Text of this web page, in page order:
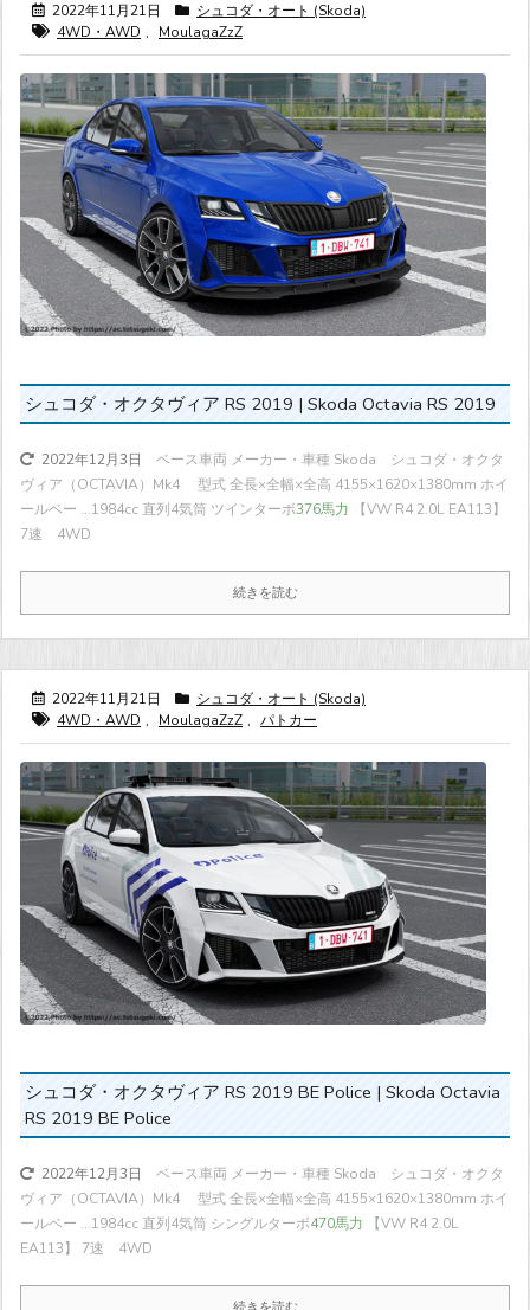
2022年11月21日
シュコダ・オート (Skoda)
4WD・AWD , MoulagaZzZ
シュコダ・オクタヴィア RS 2019 | Skoda Octavia RS 2019
2022年12月3日
ベース車両 メーカー・車種 Skoda シュコダ・オクタ
ヴィア（OCTAVIA）Mk4 型式 全長×全幅×全高 4155×1620×1380mm ホイ
ールベー ...1984cc 直列4気筒 ツインターボ376馬力 【VW R4 2.0L EA113】
7速 4WD
続きを読む
2022年11月21日
シュコダ・オート (Skoda)
4WD・AWD , MoulagaZzZ , パトカー
シュコダ・オクタヴィア RS 2019 BE Police | Skoda Octavia
RS 2019 BE Police
2022年12月3日
ベース車両 メーカー・車種 Skoda シュコダ・オクタ
ヴィア（OCTAVIA）Mk4 型式 全長×全幅×全高 4155×1620×1380mm ホイ
ールベー ...1984cc 直列4気筒 シングルターボ470馬力 【VW R4 2.0L
EA113】 7速 4WD